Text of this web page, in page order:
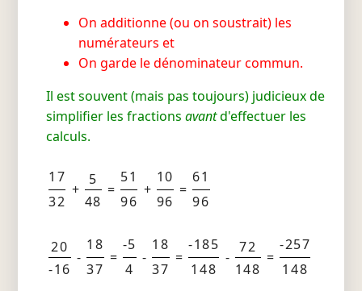
On additionne (ou on soustrait) les
numérateurs et
On garde le dénominateur commun.
Il est souvent (mais pas toujours) judicieux de
simplifier les fractions avantd'effectuer les
calculs.
17
32
+
5
48
=
51
96
+
10
96
=
61
96
20
-16
-
18
37
=
-5
4
-
18
37
=
-185
148
-
72
148
=
-257
148